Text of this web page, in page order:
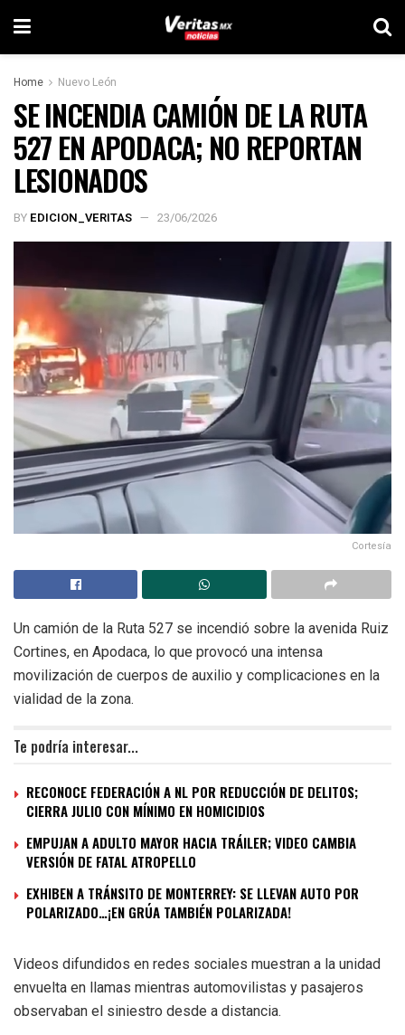
Home Nuevo León
SE INCENDIA CAMIÓN DE LA RUTA
527 EN APODACA; NO REPORTAN
LESIONADOS
BY EDICION_VERITAS 23/06/2026
Cortesía
Un camión de la Ruta 527 se incendió sobre la avenida Ruiz
Cortines, en Apodaca, lo que provocó una intensa
movilización de cuerpos de auxilio y complicaciones en la
vialidad de la zona.
Te podría interesar...
RECONOCE FEDERACIÓN A NL POR REDUCCIÓN DE DELITOS;
CIERRA JULIO CON MÍNIMO EN HOMICIDIOS
EMPUJAN A ADULTO MAYOR HACIA TRÁILER; VIDEO CAMBIA
VERSIÓN DE FATAL ATROPELLO
EXHIBEN A TRÁNSITO DE MONTERREY: SE LLEVAN AUTO POR
POLARIZADO…¡EN GRÚA TAMBIÉN POLARIZADA!
Videos difundidos en redes sociales muestran a la unidad
envuelta en llamas mientras automovilistas y pasajeros
observaban el siniestro desde a distancia.